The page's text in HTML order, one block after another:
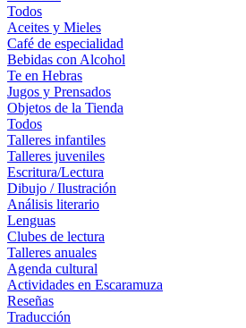
Todos
Aceites y Mieles
Café de especialidad
Bebidas con Alcohol
Te en Hebras
Jugos y Prensados
Objetos de la Tienda
Todos
Talleres infantiles
Talleres juveniles
Escritura/Lectura
Dibujo / Ilustración
Análisis literario
Lenguas
Clubes de lectura
Talleres anuales
Agenda cultural
Actividades en Escaramuza
Reseñas
Traducción